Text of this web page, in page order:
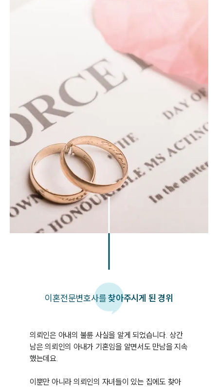
이혼전문변호사를찾아주시게 된 경위
의뢰인은 아내의 불륜 사실을 알게 되었습니다. 상간
남은 의뢰인의 아내가 기혼임을 알면서도 만남을 지속
했는데요.
이뿐만 아니라 의뢰인의 자녀들이 있는 집에도 찾아